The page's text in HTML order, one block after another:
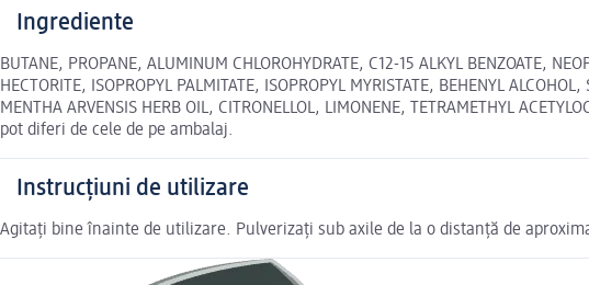
Ingrediente
BUTANE, PROPANE, ALUMINUM CHLOROHYDRATE, C12-15 ALKYL BENZOATE,
HECTORITE, ISOPROPYL PALMITATE, ISOPROPYL MYRISTATE, BEHENYL
MENTHA ARVENSIS HERB OIL, CITRONELLOL, LIMONENE, TETRAMETHYL
pot diferi de cele de pe ambalaj.
Instrucțiuni de utilizare
Agitați bine înainte de utilizare. Pulverizați sub axile de la o distanță de